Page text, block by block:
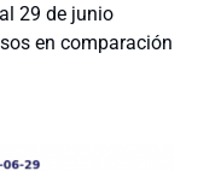
29 de junio
en comparación